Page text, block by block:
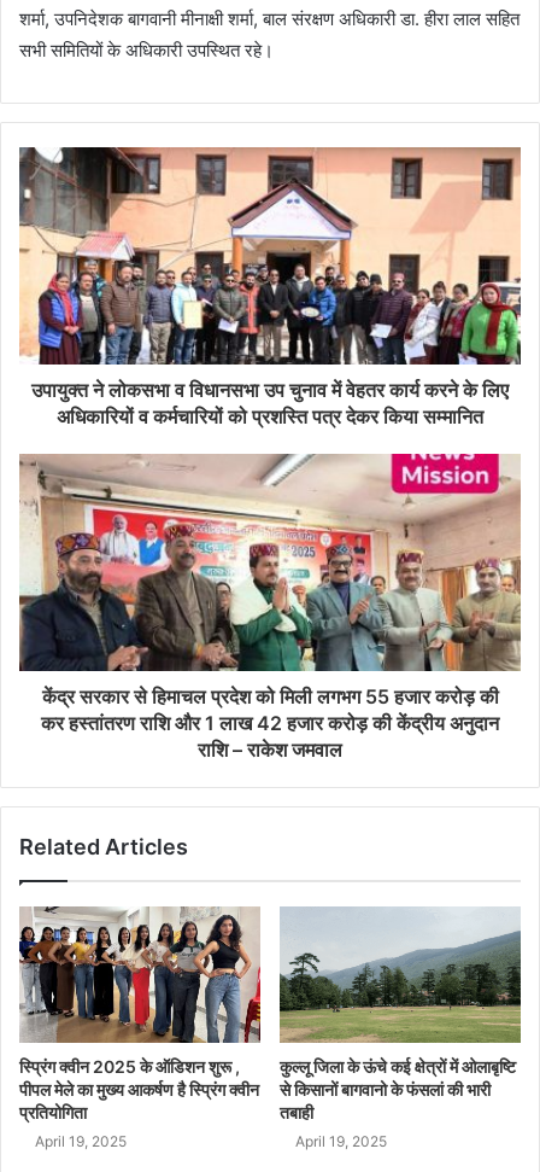
शर्मा, उपनिदेशक बागवानी मीनाक्षी शर्मा, बाल संरक्षण अधिकारी डा. हीरा लाल सहित
सभी समितियों के अधिकारी उपस्थित रहे।
उपायुक्त ने लोकसभा व विधानसभा उप चुनाव में वेहतर कार्य करने के लिए
अधिकारियों व कर्मचारियों को प्रशस्ति पत्र देकर किया सम्मानित
केंद्र सरकार से हिमाचल प्रदेश को मिली लगभग 55 हजार करोड़ की
कर हस्तांतरण राशि और 1 लाख 42 हजार करोड़ की केंद्रीय अनुदान
राशि – राकेश जमवाल
Related Articles
स्प्रिंग क्वीन 2025 के ऑडिशन शुरू ,
पीपल मेले का मुख्य आकर्षण है स्प्रिंग क्वीन
प्रतियोगिता
April 19, 2025
कुल्लू जिला के ऊंचे कई क्षेत्रों में ओलाबृष्टि
से किसानों बागवानो के फंसलां की भारी
तबाही
April 19, 2025